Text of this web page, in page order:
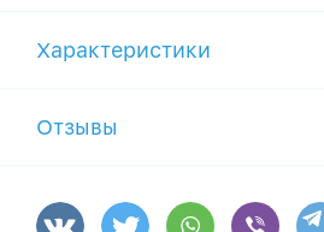
Характеристики
Отзывы